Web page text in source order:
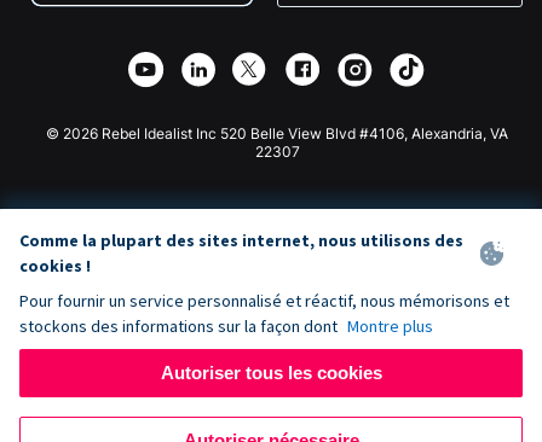
Partenariat d'affiliation
Bibliothèque
Application de don Webflow
Don Joomla
© 2026 Rebel Idealist Inc 520 Belle View Blvd #4106, Alexandria, VA
22307
Comme la plupart des sites internet, nous utilisons des
cookies !
Pour fournir un service personnalisé et réactif, nous mémorisons et
stockons des informations sur la façon dont Montre plus
Autoriser tous les cookies